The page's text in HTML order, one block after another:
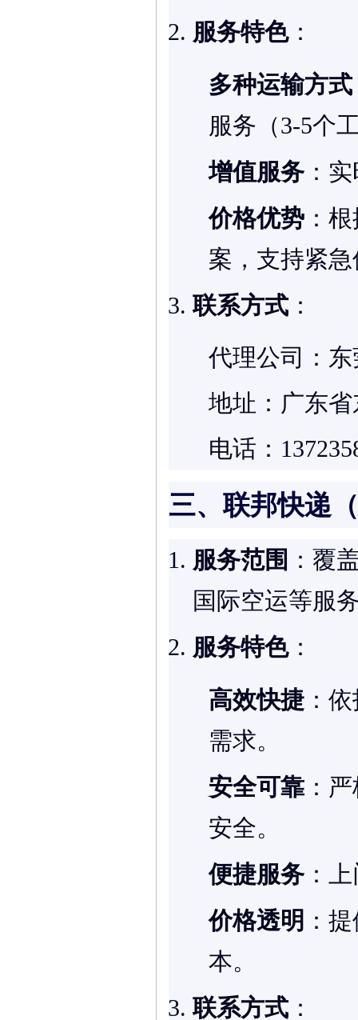
服务特色：
多种运输方式
服务（3-5个
增值服务：
价格优势 ：
案，支持紧
联系方式 ：
代理公司：
地址：广东
电话：
三、联邦快递
服务范围 ：覆
国际空运等服
服务特色：
高效快捷 ：
需求。
安全可靠 ：
安全。
便捷服务：
价格透明 ：
本。
联系方式 ：